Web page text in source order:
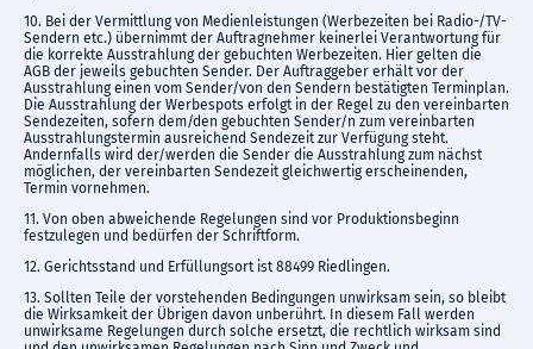
10. Bei der Vermittlung von Medienleistungen (Werbezeiten bei Radio-/TV-
Sendern etc.) übernimmt der Auftragnehmer keinerlei Verantwortung für
die korrekte Ausstrahlung der gebuchten Werbezeiten. Hier gelten die
AGB der jeweils gebuchten Sender. Der Auftraggeber erhält vor der
Ausstrahlung einen vom Sender/von den Sendern bestätigten Terminplan.
Die Ausstrahlung der Werbespots erfolgt in der Regel zu den vereinbarten
Sendezeiten, sofern dem/den gebuchten Sender/n zum vereinbarten
Ausstrahlungstermin ausreichend Sendezeit zur Verfügung steht.
Andernfalls wird der/werden die Sender die Ausstrahlung zum nächst
möglichen, der vereinbarten Sendezeit gleichwertig erscheinenden,
Termin vornehmen.
11. Von oben abweichende Regelungen sind vor Produktionsbeginn
festzulegen und bedürfen der Schriftform.
12. Gerichtsstand und Erfüllungsort ist 88499 Riedlingen.
13. Sollten Teile der vorstehenden Bedingungen unwirksam sein, so bleibt
die Wirksamkeit der Übrigen davon unberührt. In diesem Fall werden
unwirksame Regelungen durch solche ersetzt, die rechtlich wirksam sind